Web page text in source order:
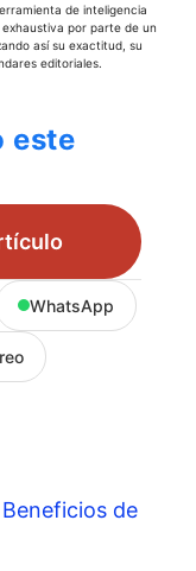
de inteligencia
por parte de un
así su exactitud, su
editoriales.
este
WhatsApp
de